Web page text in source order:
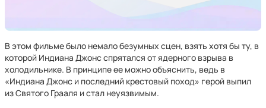
В этом фильме было немало безумных сцен, взять хотя бы ту, в
которой Индиана Джонс спрятался от ядерного взрыва в
холодильнике. В принципе ее можно объяснить, ведь в
«Индиана Джонс и последний крестовый поход» герой выпил
из Святого Грааля и стал неуязвимым.